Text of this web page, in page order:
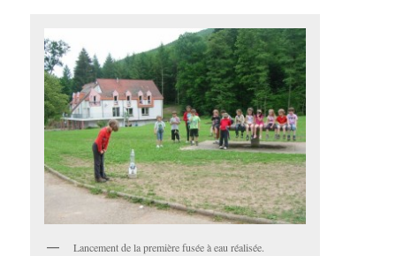
Lancement de la première fusée à eau réalisée.